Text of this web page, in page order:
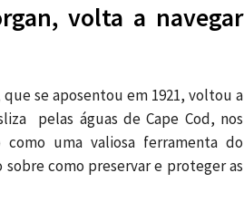
volta a navegar
que se aposentou em 1921, voltou a
pelas águas de Cape Cod, nos
uma valiosa ferramenta do
como preservar e proteger as